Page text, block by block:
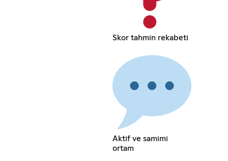
Skor tahmin rekabeti
Aktif ve samimi
ortam